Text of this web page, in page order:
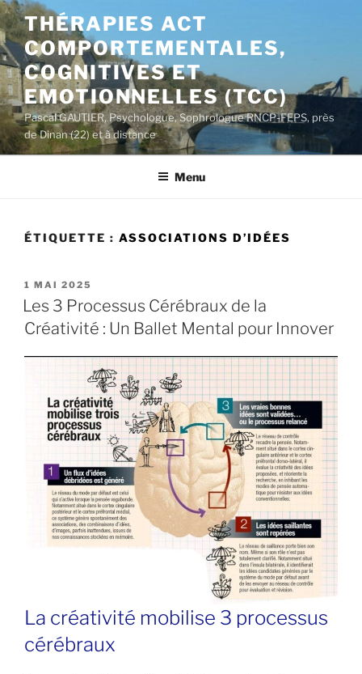
Aller
au
contenu
principal
THÉRAPIES ACT
COMPORTEMENTALES,
COGNITIVES ET
EMOTIONNELLES (TCC)
Pascal GAUTIER, Psychologue, Sophrologue RNCP-FEPS, près
de Dinan (22) et à distance
Menu
ÉTIQUETTE : ASSOCIATIONS D’IDÉES
PUBLIÉ
LE
1 MAI 2025
Les 3 Processus Cérébraux de la
Créativité : Un Ballet Mental pour Innover
La créativité mobilise 3 processus
cérébraux